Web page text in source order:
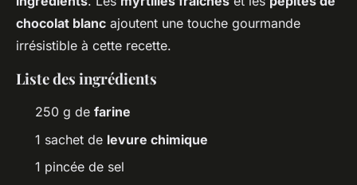
chocolat blanc ajoutent une touche gourmande
irrésistible à cette recette.
Liste des ingrédients
250 g de farine
1 sachet de levure chimique
1 pincée de sel